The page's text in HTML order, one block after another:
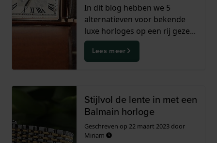
In dit blog hebben we 5
alternatieven voor bekende
luxe horloges op een rij geze...
Lees meer
Stijlvol de lente in met een
Balmain horloge
Geschreven op 22 maart 2023door
Miriam